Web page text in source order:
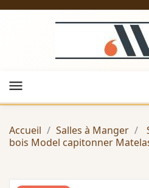
menu
Accueil Salles à Manger
bois Model capitonner